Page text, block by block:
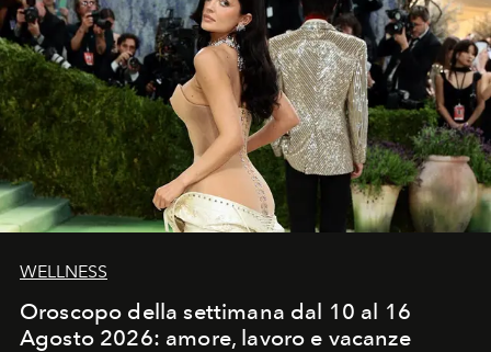
WELLNESS
Oroscopo della settimana dal 10 al 16
Agosto 2026: amore, lavoro e vacanze